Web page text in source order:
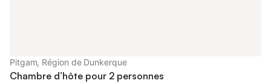
Pitgam, Région de Dunkerque
Chambre d’hôte pour 2 personnes